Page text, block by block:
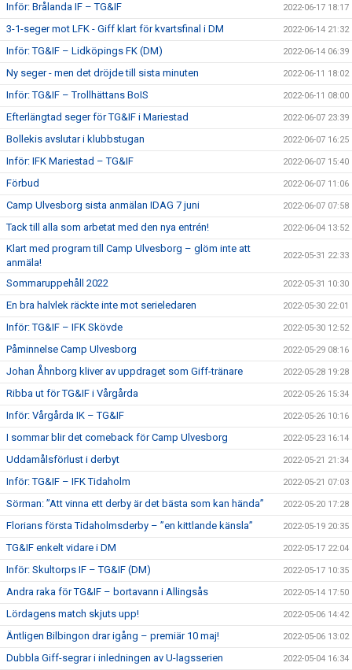
Inför: Brålanda IF – TG&IF 2022-06-17 18:17
3-1-seger mot LFK - Giff klart för kvartsfinal i DM 2022-06-14 21:32
Inför: TG&IF – Lidköpings FK (DM) 2022-06-14 06:39
Ny seger - men det dröjde till sista minuten 2022-06-11 18:02
Inför: TG&IF – Trollhättans BoIS 2022-06-11 08:00
Efterlängtad seger för TG&IF i Mariestad 2022-06-07 23:39
Bollekis avslutar i klubbstugan 2022-06-07 16:25
Inför: IFK Mariestad – TG&IF 2022-06-07 15:40
Förbud 2022-06-07 11:06
Camp Ulvesborg sista anmälan IDAG 7 juni 2022-06-07 07:58
Tack till alla som arbetat med den nya entrén! 2022-06-04 13:52
Klart med program till Camp Ulvesborg – glöm inte att
anmäla!
2022-05-31 22:33
Sommaruppehåll 2022 2022-05-31 10:30
En bra halvlek räckte inte mot serieledaren 2022-05-30 22:01
Inför: TG&IF – IFK Skövde 2022-05-30 12:52
Påminnelse Camp Ulvesborg 2022-05-29 08:16
Johan Åhnborg kliver av uppdraget som Giff-tränare 2022-05-28 19:28
Ribba ut för TG&IF i Vårgårda 2022-05-26 15:34
Inför: Vårgårda IK – TG&IF 2022-05-26 10:16
I sommar blir det comeback för Camp Ulvesborg 2022-05-23 16:14
Uddamålsförlust i derbyt 2022-05-21 21:34
Inför: TG&IF – IFK Tidaholm 2022-05-21 07:03
Sörman: ”Att vinna ett derby är det bästa som kan hända” 2022-05-20 17:28
Florians första Tidaholmsderby – ”en kittlande känsla” 2022-05-19 20:35
TG&IF enkelt vidare i DM 2022-05-17 22:04
Inför: Skultorps IF – TG&IF (DM) 2022-05-17 10:35
Andra raka för TG&IF – bortavann i Allingsås 2022-05-14 17:50
Lördagens match skjuts upp! 2022-05-06 14:42
Äntligen Bilbingon drar igång – premiär 10 maj! 2022-05-06 13:02
Dubbla Giff-segrar i inledningen av U-lagsserien 2022-05-04 16:34